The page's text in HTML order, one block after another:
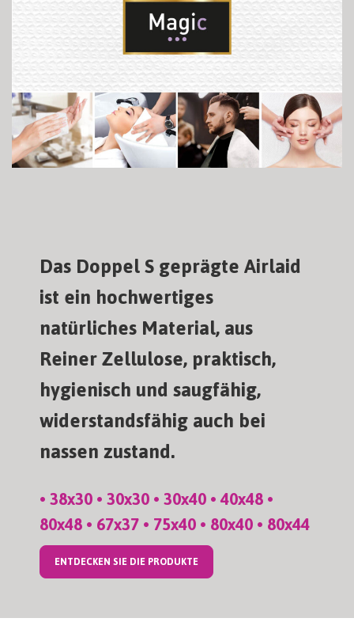
Das Doppel S geprägte Airlaid
ist ein hochwertiges
natürliches Material, aus
Reiner Zellulose, praktisch,
hygienisch und saugfähig,
widerstandsfähig auch bei
nassen zustand.
• 38x30 • 30x30 • 30x40 • 40x48 •
80x48 • 67x37 • 75x40 • 80x40 • 80x44
ENTDECKEN SIE DIE PRODUKTE